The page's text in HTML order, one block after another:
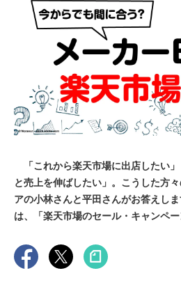
「これから楽天市場に出店したい
と売上を伸ばしたい」。こうした方
アの小林さんと平田さんがお答えし
は、「楽天市場のセール・キャンペー